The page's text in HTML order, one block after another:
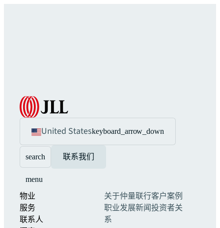
United Stateskeyboard_arrow_down
search 联系我们
menu
物业
服务
联系人
关于仲量联行客户案例
职业发展新闻投资者关
系